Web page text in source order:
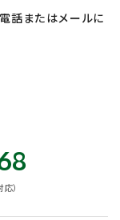
話またはメールに
）